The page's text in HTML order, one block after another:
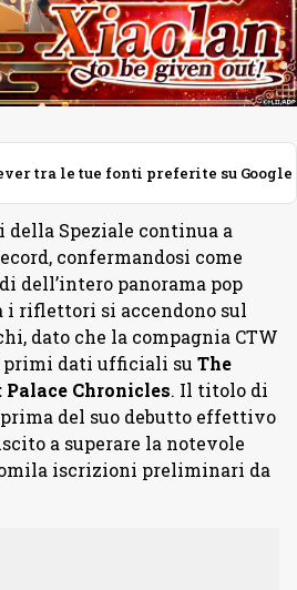
tra le tue fonti preferite su Google
della Speziale continua a
confermandosi come
dell’intero panorama pop
i riflettori si accendono sul
dato che la compagnia CTW
primi dati ufficiali su The
Chronicles. Il titolo di
del suo debutto effettivo
a superare la notevole
iscrizioni preliminari da